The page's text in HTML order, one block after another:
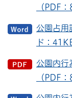
（PDF：
公園占用
ド：
公園内行
（PDF：